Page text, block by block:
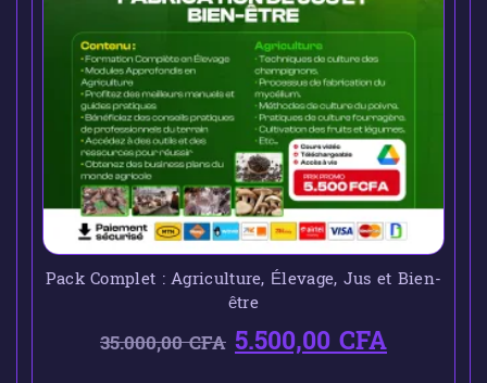
Pack Complet : Agriculture, Élevage, Jus et Bien-
être
35.000,00CFA 5.500,00CFA